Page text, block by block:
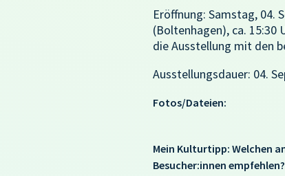
Eröffnung: Samstag, 04.
(Boltenhagen), ca. 15:30
die Ausstellung mit den
Ausstellungsdauer: 04.
Fotos/Dateien:
Mein Kulturtipp: Welchen
Besucher:innen empfehlen?